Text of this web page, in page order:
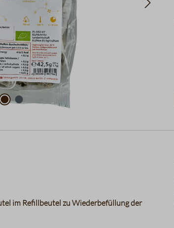
im Refillbeutel zu Wiederbefüllung der